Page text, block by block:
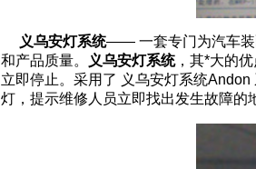
义乌安灯系统—— 一套专门为汽车装
和产品质量。
义乌安灯系统，其*大的
立即停止。采用了 义乌安灯系统
灯，提示维修人员立即找出发生故障的